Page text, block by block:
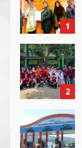
1
2